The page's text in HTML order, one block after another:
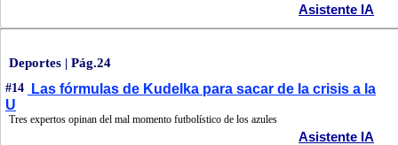
Asistente IA
Deportes | Pág.24
#14
Las fórmulas de Kudelka para sacar de la crisis a la
U
Tres expertos opinan del mal momento futbolístico de los azules
Asistente IA